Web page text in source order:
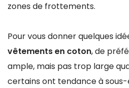
zones de frottements.
Pour vous donner quelques
vêtements en coton, de
ample, mais pas trop large
certains ont tendance à